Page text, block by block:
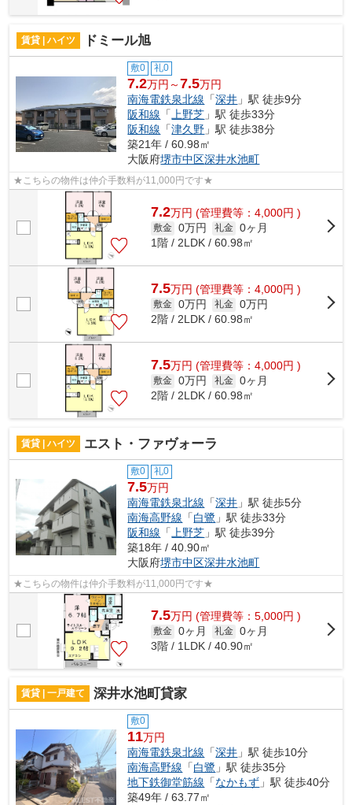
賃貸 | ハイツ ドミール旭
敷0 礼0
7.2万円～7.5万円
南海電鉄泉北線 「深井 」駅 徒歩9分
阪和線 「 上野芝 」駅 徒歩33分
阪和線 「津久野 」駅 徒歩38分
築21年 / 60.98㎡
大阪府堺市中区深井水池町
★こちらの物件は仲介手数料が11,000円です★
7.2万円 (管理費等：4,000円 )
敷金 0万円 礼金 0ヶ月
1階 / 2LDK / 60.98㎡
7.5万円 (管理費等：4,000円 )
敷金 0万円 礼金 0万円
2階 / 2LDK / 60.98㎡
7.5万円 (管理費等：4,000円 )
敷金 0万円 礼金 0ヶ月
2階 / 2LDK / 60.98㎡
賃貸 | ハイツ エスト・ファヴォーラ
敷0 礼0
7.5万円
南海電鉄泉北線 「深井 」駅 徒歩5分
南海高野線 「白鷺 」駅 徒歩33分
阪和線 「 上野芝 」駅 徒歩39分
築18年 / 40.90㎡
大阪府堺市中区深井水池町
★こちらの物件は仲介手数料が11,000円です★
7.5万円 (管理費等：5,000円 )
敷金 0ヶ月 礼金 0ヶ月
3階 / 1LDK / 40.90㎡
賃貸 | 一戸建て 深井水池町貸家
敷0
11万円
南海電鉄泉北線 「深井 」駅 徒歩10分
南海高野線 「白鷺 」駅 徒歩35分
地下鉄御堂筋線 「なかもず 」駅 徒歩40分
築49年 / 63.77㎡